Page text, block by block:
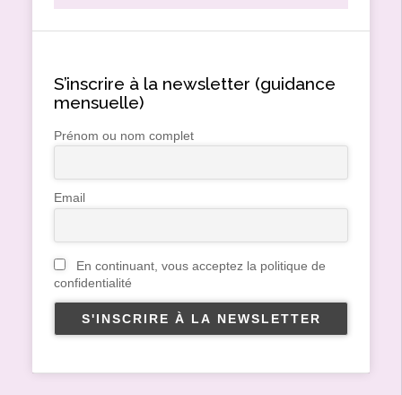
S’inscrire à la newsletter (guidance
mensuelle)
Prénom ou nom complet
Email
En continuant, vous acceptez la politique de
confidentialité